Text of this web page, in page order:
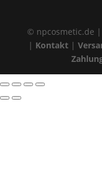
© npcosmetic.de |
| Kontakt|